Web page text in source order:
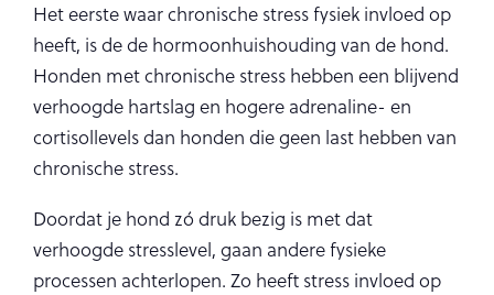
Het eerste waar chronische stress fysiek invloed op
heeft, is de de hormoonhuishouding van de hond.
Honden met chronische stress hebben een blijvend
verhoogde hartslag en hogere adrenaline- en
cortisollevels dan honden die geen last hebben van
chronische stress.
Doordat je hond zó druk bezig is met dat
verhoogde stresslevel, gaan andere fysieke
processen achterlopen. Zo heeft stress invloed op